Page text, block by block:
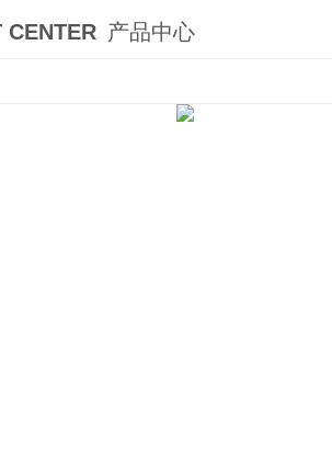
CENTER 产品中心